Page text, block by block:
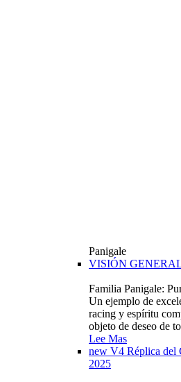
Panigale
VISIÓN
Familia Panigale:
Un ejemplo de
racing y espíritu
objeto de deseo de
Lee Mas
new V4 Réplica del
2025